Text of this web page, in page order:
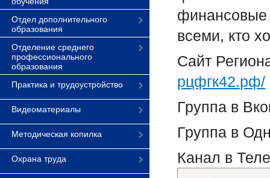
Отдел дополнительного
образования
Отделение среднего
профессионального
образования
Практика и трудоустройство
Видеоматериалы
Методическая копилка
Охрана труда
финансовые
всеми, кто
Сайт
рцфгк42.рф/
Группа в
Группа в
Канал в